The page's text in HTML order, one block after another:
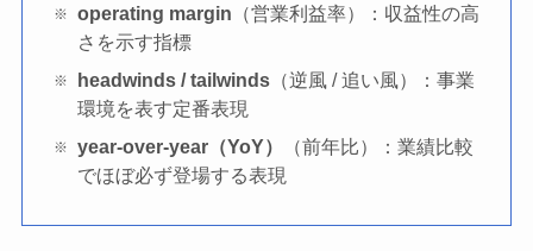
operating margin （営業利益率）：収益性の高
さを示す指標
headwinds / tailwinds （逆風 / 追い風）：事業
環境を表す定番表現
year-over-year（YoY）
（前年比）：業績比較
でほぼ必ず登場する表現